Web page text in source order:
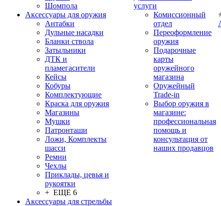
Шомпола
Аксессуары для оружия
Антабки
Дульные насадки
Бланки ствола
Затыльники
ДТК и
пламегасители
Кейсы
Кобуры
Комплектующие
Краска для оружия
Магазины
Мушки
Патронташи
Ложи, Комплекты
шасси
Ремни
Чехлы
Приклады, цевья и
рукоятки
+ ЕЩЕ 6
Аксессуары для стрельбы
услуги
Комиссионный
отдел
Переоформление
оружия
Подарочные
карты
оружейного
магазина
Оружейный
Trade-in
Выбор оружия в
магазине:
профессиональная
помощь и
консультация от
наших продавцов